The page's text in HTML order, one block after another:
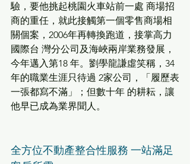
驗，要他挑起桃園火車站前一處 商場招
商的重任，就此接觸第一個零售商場相
關個案，2006年再轉換跑道，接掌高力
國際台 灣分公司及海峽兩岸業務發展，
今年邁入第18 年。劉學龍謙虛笑稱，34
年的職業生涯只待過 2家公司，「履歷表
一張都寫不滿」；但數十年 的耕耘，讓
他早已成為業界聞人。
全方位不動產整合性服務 一站滿足